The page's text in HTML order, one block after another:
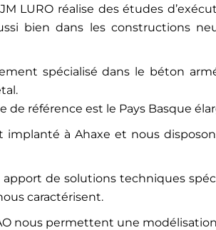
LURO réalise des études
bien dans les constructions
spécialisé dans le béton
de référence est le Pays Basque
implanté à Ahaxe et nous
de solutions techniques
caractérisent.
nous permettent une